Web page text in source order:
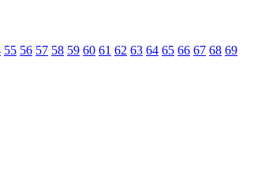
55 56 57 58 59 60 61 62 63 64 65 66 67 68 69